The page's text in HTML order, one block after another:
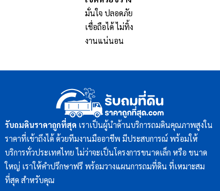
มั่นใจ ปลอดภัย
เชื่อถือได้ ไม่ทิ้ง
งานแน่นอน
รับถมดินราคาถูกที่สุด เราเป็นผู้นำด้านบริการถมดินคุณภาพสูงใน
ราคาที่เข้าถึงได้ ด้วยทีมงานมืออาชีพ มีประสบการณ์ พร้อมให้
บริการทั่วประเทศไทย ไม่ว่าจะเป็นโครงการขนาดเล็ก หรือ ขนาด
ใหญ่ เราให้คำปรึกษาฟรี พร้อมวางแผนการถมที่ดิน ที่เหมาะสม
ที่สุด สำหรับคุณ